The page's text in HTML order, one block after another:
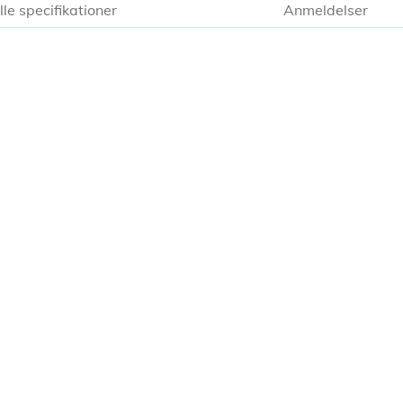
specifikationer Anmeldelser